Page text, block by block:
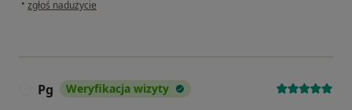
• zgłoś nadużycie
Pg Weryfikacja wizyty